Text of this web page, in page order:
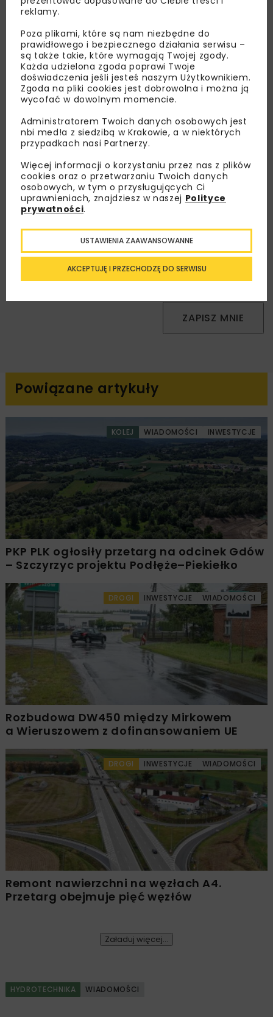
Lubisz wiedzieć więcej?
nas najlepsze informacje branżowe,
zaproszenia na wydarzenia, atrakcyjne oferty i
dedykowane akcje specjalne.
Zapoznałam/em się zPolityką Prywatnościi
Regulaminemoraz wyrażam zgodę na otrzymywanie na
podany przeze mnie adres e-mail korespondencji
handlowej w postaci newslettera.
ZAPISZ MNIE
Powiązane artykuły
KOLEJ WIADOMOŚCI INWESTYCJE
PKP PLK ogłosiły przetarg na odcinek Gdów
– Szczyrzyc projektu Podłęże–Piekiełko
DROGI INWESTYCJE WIADOMOŚCI
Rozbudowa DW450 między Mirkowem
a Wieruszowem z dofinansowaniem UE
DROGI INWESTYCJE WIADOMOŚCI
Remont nawierzchni na węzłach A4.
Przetarg obejmuje pięć węzłów
Załaduj więcej...
HYDROTECHNIKA WIADOMOŚCI
reklamy.
Poza plikami, które są nam niezbędne do
prawidłowego i bezpiecznego działania serwisu –
są także takie, które wymagają Twojej zgody.
Każda udzielona zgoda poprawi Twoje
doświadczenia jeśli jesteś naszym Użytkownikiem.
Zgoda na pliki cookies jest dobrowolna i można ją
wycofać w dowolnym momencie.
Administratorem Twoich danych osobowych jest
nbi med!a z siedzibą w Krakowie, a w niektórych
przypadkach nasi Partnerzy.
Więcej informacji o korzystaniu przez nas z plików
cookies oraz o przetwarzaniu Twoich danych
osobowych, w tym o przysługujących Ci
uprawnieniach, znajdziesz w naszej Polityce
prywatności.
AKCEPTUJĘ I PRZECHODZĘ DO SERWISU
USTAWIENIA ZAAWANSOWANNE